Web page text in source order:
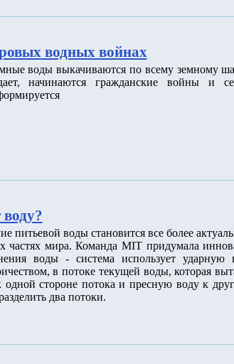
водных войнах
воды выкачиваются по всему земному
начинаются гражданские войны и
питьевой воды становится все более
частях мира. Команда MIT придумала
воды - система использует ударную
в потоке текущей воды, которая
одной стороне потока и пресную воду к
два потоки.